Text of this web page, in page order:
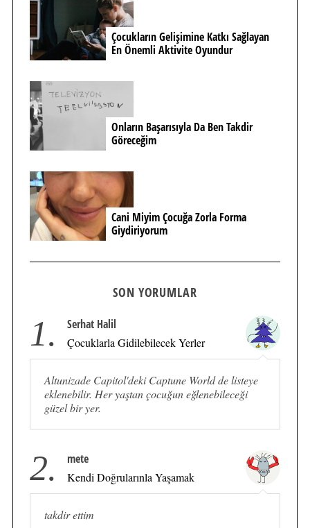
Çocukların Gelişimine Katkı Sağlayan
En Önemli Aktivite Oyundur
Onların Başarısıyla Da Ben Takdir
Göreceğim
Cani Miyim Çocuğa Zorla Forma
Giydiriyorum
SON YORUMLAR
1. Serhat Halil
Çocuklarla Gidilebilecek Yerler
Altunizade Capitol'deki Captune World de listeye
eklenebilir. Her yaştan çocuğun eğlenebileceği
güzel bir yer.
2. mete
Kendi Doğrularınla Yaşamak
takdir ettim